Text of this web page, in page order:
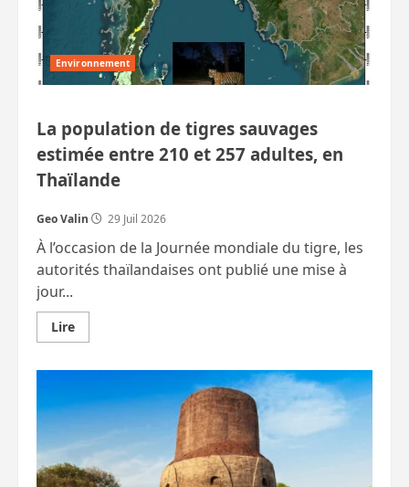
Environnement
La population de tigres sauvages
estimée entre 210 et 257 adultes, en
Thaïlande
Geo Valin 29 Juil 2026
À l’occasion de la Journée mondiale du tigre, les
autorités thaïlandaises ont publié une mise à
jour...
LireEn
savoir
de
tigres
sauvages
estimée
entre
210
et